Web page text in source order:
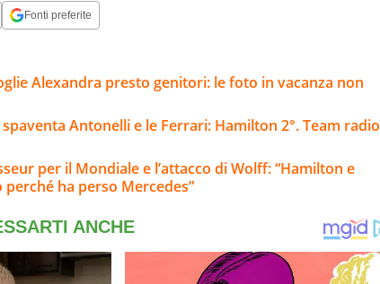
Fonti preferite
Alexandra presto genitori: le foto in vacanza non
Antonelli e le Ferrari: Hamilton 2°. Team radio
per il Mondiale e l’attacco di Wolff: “Hamilton e
ha perso Mercedes”